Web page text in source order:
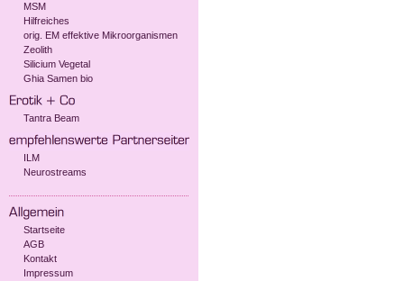
MSM
Hilfreiches
orig. EM effektive Mikroorganismen
Zeolith
Silicium Vegetal
Ghia Samen bio
Tantra Beam
ILM
Neurostreams
Startseite
AGB
Kontakt
Impressum